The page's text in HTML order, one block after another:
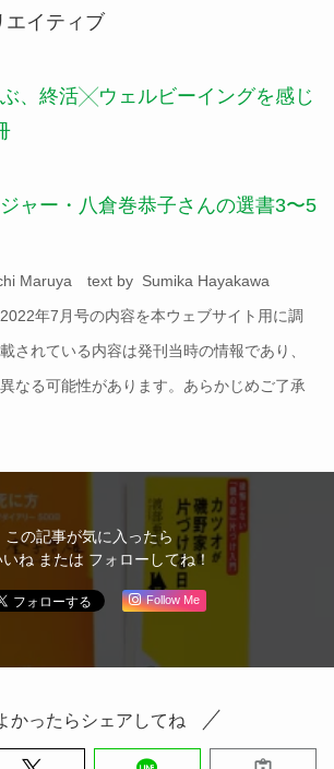
エイティブ
、終活╳ウェルビーイングを感じ
ャー・八倉巻恭子さんの選書3〜5
Maruya text by Sumika Hayakawa
年7月号の内容を本ウェブサイト用に調
されている内容は発刊当時の情報であり、
なる可能性があります。あらかじめご了承
この記事が気に入ったら
いね または フォローしてね！
Follow Me
かったらシェアしてね